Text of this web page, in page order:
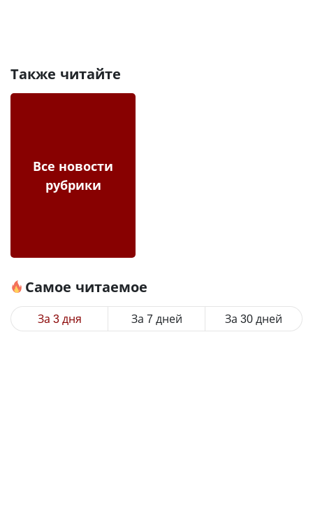
Также читайте
Все новости
рубрики
Самое читаемое
За 3 дня За 7 дней За 30 дней